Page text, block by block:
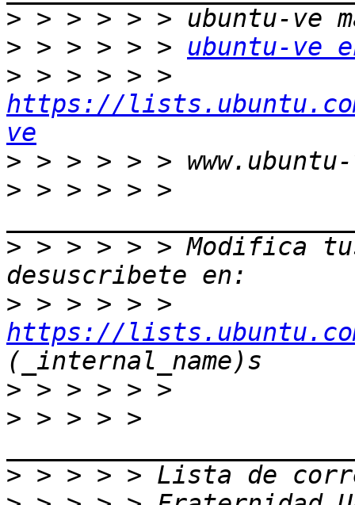
>
> > > > > > ubuntu-ve
>
https://
ve
>
> > > > > >
> > > > > > Modifica
>
https://
>
> > > > >
>